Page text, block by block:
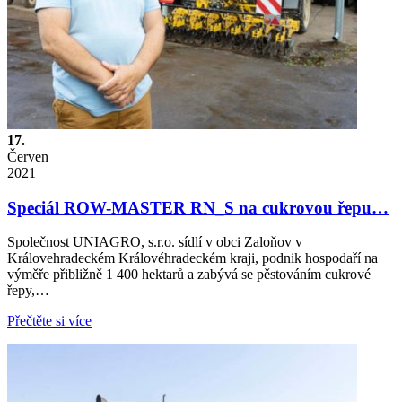
17.
Červen
2021
Speciál ROW-MASTER RN_S na cukrovou řepu…
Společnost UNIAGRO, s.r.o. sídlí v obci Zaloňov v
Královehradeckém Královéhradeckém kraji, podnik hospodaří na
výměře přibližně 1 400 hektarů a zabývá se pěstováním cukrové
řepy,…
Přečtěte si více